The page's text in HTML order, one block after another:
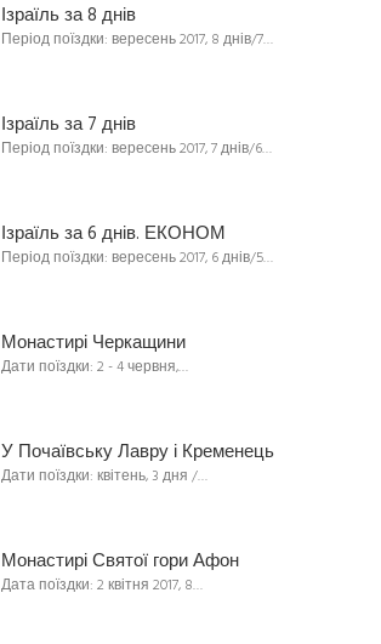
Ізраїль за 8 днів
Період поїздки: вересень 2017, 8 днів/7…
Ізраїль за 7 днів
Період поїздки: вересень 2017, 7 днів/6…
Ізраїль за 6 днів. ЕКОНОМ
Період поїздки: вересень 2017, 6 днів/5…
Монастирі Черкащини
Дати поїздки: 2 - 4 червня,…
У Почаївську Лавру і Кременець
Дати поїздки: квітень, 3 дня /…
Монастирі Святої гори Афон
Дата поїздки: 2 квітня 2017, 8…